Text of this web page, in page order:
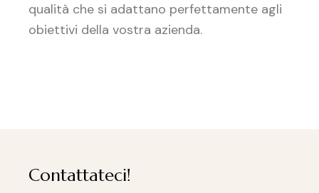
qualità che si adattano perfettamente agli
obiettivi della vostra azienda.
Contattateci!